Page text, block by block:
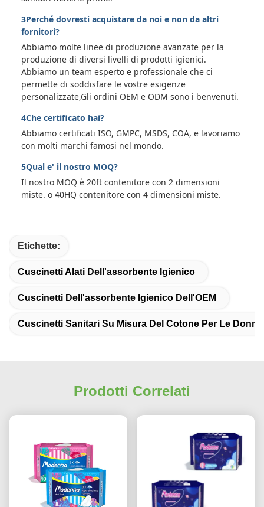
3Perché dovresti acquistare da noi e non da altri
fornitori?
Abbiamo molte linee di produzione avanzate per la
produzione di diversi livelli di prodotti igienici.
Abbiamo un team esperto e professionale che ci
permette di soddisfare le vostre esigenze
personalizzate,Gli ordini OEM e ODM sono i benvenuti.
4Che certificato hai?
Abbiamo certificati ISO, GMPC, MSDS, COA, e lavoriamo
con molti marchi famosi nel mondo.
5Qual e' il nostro MOQ?
Il nostro MOQ è 20ft contenitore con 2 dimensioni
miste. o 40HQ contenitore con 4 dimensioni miste.
Etichette:
Cuscinetti Alati Dell'assorbente Igienico
Cuscinetti Dell'assorbente Igienico Dell'OEM
Cuscinetti Sanitari Su Misura Del Cotone Per Le Donne
Prodotti Correlati